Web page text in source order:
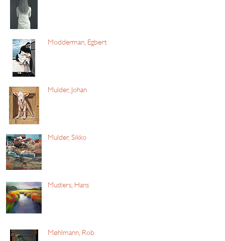
Modderman, Egbert
Mulder, Johan
Mulder, Sikko
Musters, Hans
Møhlmann, Rob